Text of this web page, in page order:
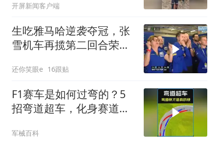
了！#张雪 #张雪机车 #春
城花街杯（来源
开屏新闻客户端
生吃雅马哈逆袭夺冠，张
雪机车再揽第二回合荣
还你笑眼e 16跟贴
F1赛车是如何过弯的？5
招弯道超车，化身赛道王
军械百科